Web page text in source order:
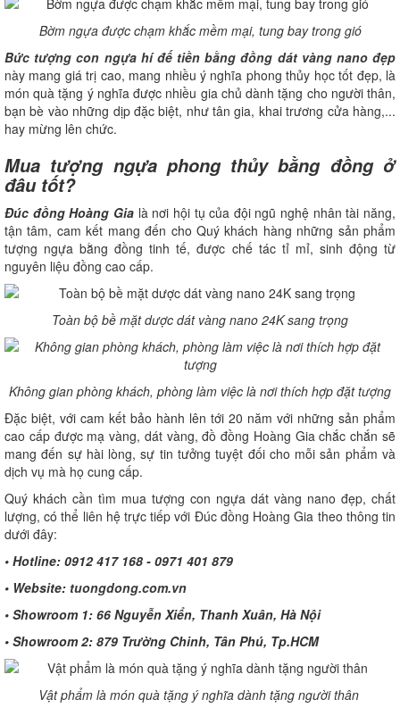
Bờm ngựa được chạm khắc mềm mại, tung bay trong gió
Bức tượng con ngựa hí đế tiền bằng đồng dát vàng nano đẹp
này mang giá trị cao, mang nhiều ý nghĩa phong thủy học tốt đẹp, là
món quà tặng ý nghĩa được nhiều gia chủ dành tặng cho người thân,
bạn bè vào những dịp đặc biệt, như tân gia, khai trương cửa hàng,...
hay mừng lên chức.
Mua tượng ngựa phong thủy bằng đồng ở
đâu tốt?
Đúc đồng Hoàng Gialà nơi hội tụ của đội ngũ nghệ nhân tài năng,
tận tâm, cam kết mang đến cho Quý khách hàng những sản phẩm
tượng ngựa bằng đồng tinh tế, được chế tác tỉ mỉ, sinh động từ
nguyên liệu đồng cao cấp.
Toàn bộ bề mặt dược dát vàng nano 24K sang trọng
Không gian phòng khách, phòng làm việc là nơi thích hợp đặt tượng
Đặc biệt, với cam kết bảo hành lên tới 20 năm với những sản phẩm
cao cấp được mạ vàng, dát vàng, đồ đồng Hoàng Gia chắc chắn sẽ
mang đến sự hài lòng, sự tin tưởng tuyệt đối cho mỗi sản phẩm và
dịch vụ mà họ cung cấp.
Quý khách cần tìm mua tượng con ngựa dát vàng nano đẹp, chất
lượng, có thể liên hệ trực tiếp với Đúc đồng Hoàng Gia theo thông tin
dưới đây:
• Hotline: 0912 417 168 - 0971 401 879
• Website: tuongdong.com.vn
• Showroom 1: 66 Nguyễn Xiển, Thanh Xuân, Hà Nội
• Showroom 2: 879 Trường Chinh, Tân Phú, Tp.HCM
Vật phẩm là món quà tặng ý nghĩa dành tặng người thân